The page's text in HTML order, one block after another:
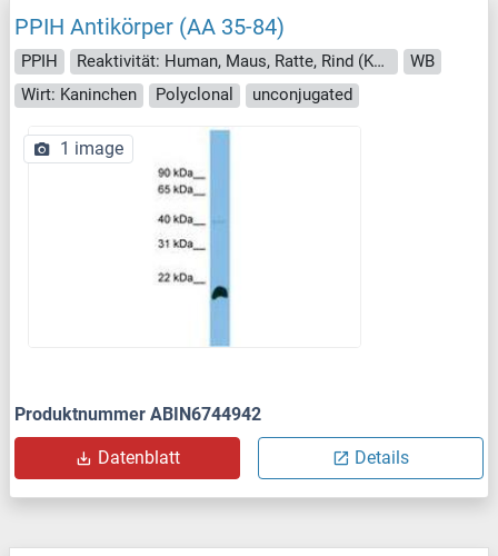
PPIH Antikörper (AA 35-84)
PPIH Reaktivität: Human, Maus, Ratte, Rind (Kuh), Hund, Meerschweinchen, Pferd, Kaninchen, Zebrafisch (Danio rerio), Fledermaus, Affe, Huhn, Schwein, Xenopus laevis
WB
Wirt: Kaninchen
Polyclonal unconjugated
1 image
Produktnummer ABIN6744942
Datenblatt Details